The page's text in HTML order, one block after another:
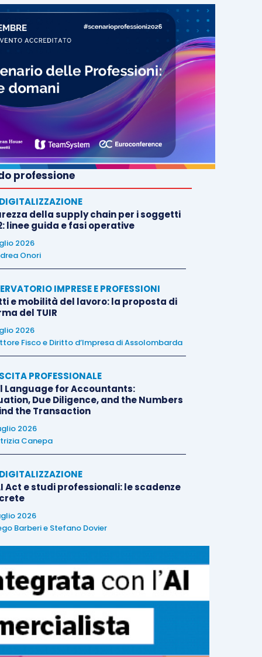
professione
della supply chain per i soggetti
linee guida e fasi operative
2026
Onori
IMPRESE E PROFESSIONI
e mobilità del lavoro: la proposta di
del TUIR
2026
Fisco e Diritto d’Impresa di Assolombarda
PROFESSIONALE
Language for Accountants:
Due Diligence, and the Numbers
the Transaction
2026
Canepa
Act e studi professionali: le scadenze
2026
Barberie Stefano Dovier